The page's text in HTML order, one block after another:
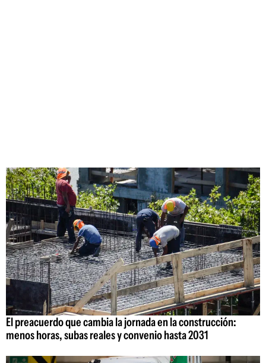
El preacuerdo que cambia la jornada en la construcción:
menos horas, subas reales y convenio hasta 2031